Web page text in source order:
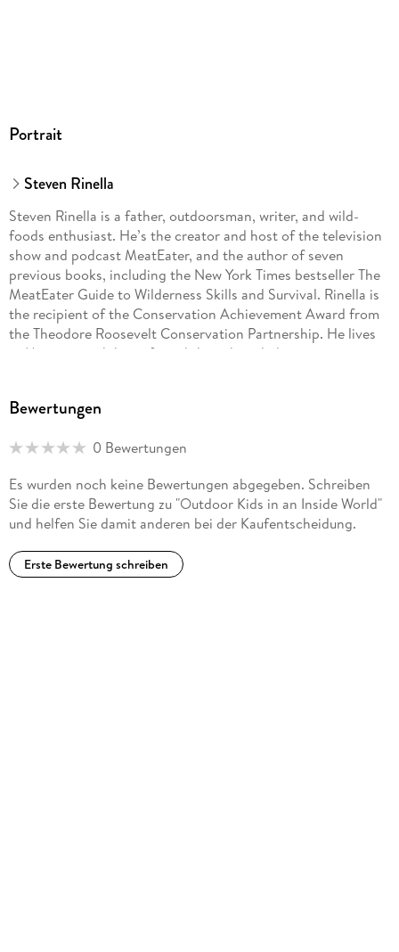
Portrait
Steven Rinella
Steven Rinella is a father, outdoorsman, writer, and wild-
foods enthusiast. He’s the creator and host of the television
show and podcast MeatEater, and the author of seven
previous books, including the New York Times bestseller The
MeatEater Guide to Wilderness Skills and Survival. Rinella is
the recipient of the Conservation Achievement Award from
the Theodore Roosevelt Conservation Partnership. He lives
in Montana with his wife and their three kids.
Bewertungen
0 Bewertungen
Es wurden noch keine Bewertungen abgegeben. Schreiben
Sie die erste Bewertung zu "Outdoor Kids in an Inside World"
und helfen Sie damit anderen bei der Kaufentscheidung.
Erste Bewertung schreiben